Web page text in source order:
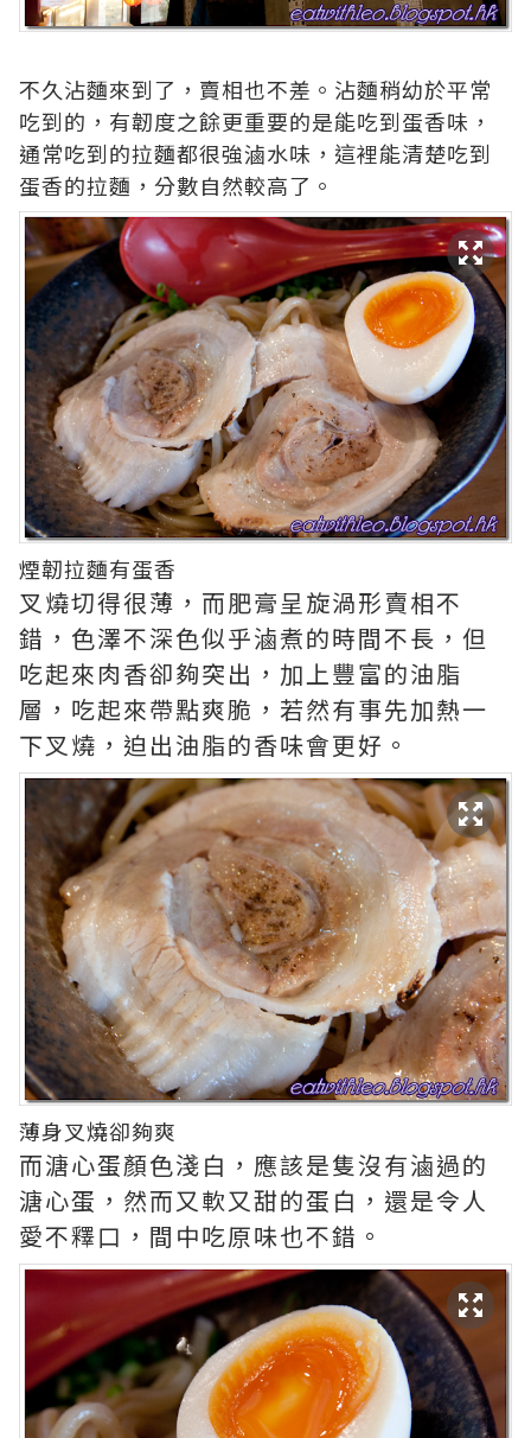
不久沾麵來到了，賣相也不差。沾麵稍幼於平常
吃到的，有韌度之餘更重要的是能吃到蛋香味，
通常吃到的拉麵都很強滷水味，這裡能清楚吃到
蛋香的拉麵，分數自然較高了。
煙韌拉麵有蛋香
叉燒切得很薄，而肥膏呈旋渦形賣相不
錯，色澤不深色似乎滷煮的時間不長，但
吃起來肉香卻夠突出，加上豐富的油脂
層，吃起來帶點爽脆，若然有事先加熱一
下叉燒，迫出油脂的香味會更好。
薄身叉燒卻夠爽
而溏心蛋顏色淺白，應該是隻沒有滷過的
溏心蛋，然而又軟又甜的蛋白，還是令人
愛不釋口，間中吃原味也不錯。